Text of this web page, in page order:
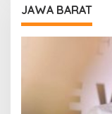
JAWA BARAT